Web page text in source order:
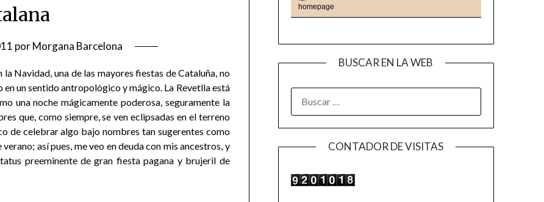
porMorgana Barcelona
Navidad, una de las mayores fiestas de Cataluña, no
un sentido antropológico y mágico. La Revetlla está
una noche mágicamente poderosa, seguramente la
que, como siempre, se ven eclipsadas en el terreno
de celebrar algo bajo nombres tan sugerentes como
así pues, me veo en deuda con mis ancestros, y
preeminente de gran fiesta pagana y brujeril de
BUSCAR EN LA WEB
CONTADOR DE VISITAS